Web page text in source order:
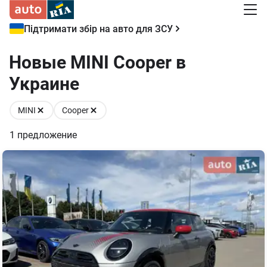
Підтримати збір на авто для ЗСУ
Новые MINI Cooper в
Украине
MINI Cooper
1 предложение